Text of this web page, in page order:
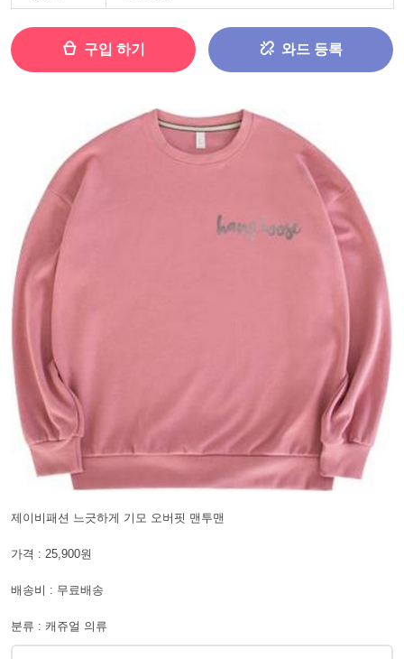
구입 하기 와드 등록
제이비패션 느긋하게 기모 오버핏 맨투맨
가격 : 25,900원
배송비 : 무료배송
분류 : 캐쥬얼 의류